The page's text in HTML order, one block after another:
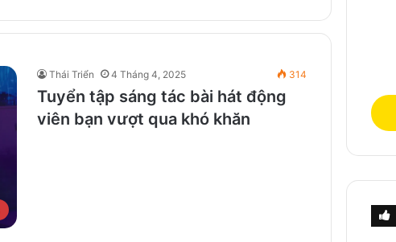
Thái Triển 4 Tháng 4, 2025 314
Tuyển tập sáng tác bài hát động
viên bạn vượt qua khó khăn